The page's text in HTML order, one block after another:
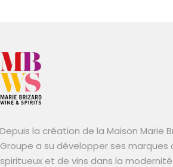
Depuis la création de la Maison Marie
Groupe a su développer ses marques
spiritueux et de vins dans la